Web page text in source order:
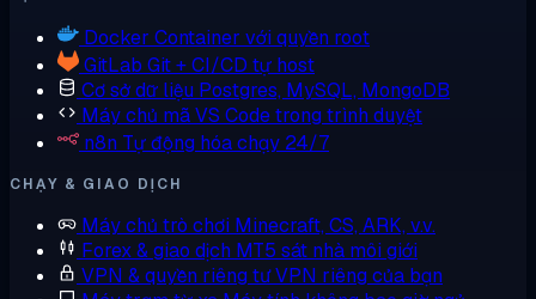
Docker Container với quyền root
GitLab Git + CI/CD tự host
Cơ sở dữ liệu Postgres, MySQL, MongoDB
Máy chủ mãVS Code trong trình duyệt
n8n Tự động hóa chạy 24/7
CHẠY & GIAO DỊCH
Máy chủ trò chơi Minecraft, CS, ARK, v.v.
Forex & giao dịch MT5 sát nhà môi giới
VPN & quyền riêng tưVPN riêng của bạn